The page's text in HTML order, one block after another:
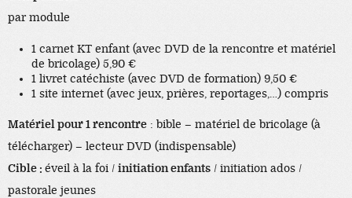
par module
1 carnet KT enfant (avec DVD de la rencontre et matériel
de bricolage) 5,90 €
1 livret catéchiste (avec DVD de formation) 9,50 €
1 site internet (avec jeux, prières, reportages,…) compris
Matériel pour 1 rencontre : bible – matériel de bricolage (à
télécharger) – lecteur DVD (indispensable)
Cible : éveil à la foi / initiation enfants / initiation ados /
pastorale jeunes